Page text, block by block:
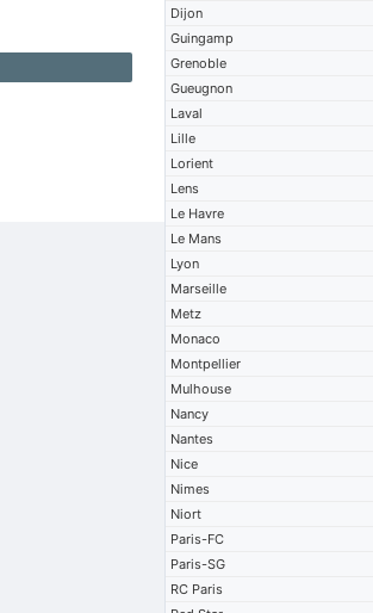
Dijon
Guingamp
Grenoble
Gueugnon
Laval
Lille
Lorient
Lens
Le Havre
Le Mans
Lyon
Marseille
Metz
Monaco
Montpellier
Mulhouse
Nancy
Nantes
Nice
Nimes
Niort
Paris-FC
Paris-SG
RC Paris